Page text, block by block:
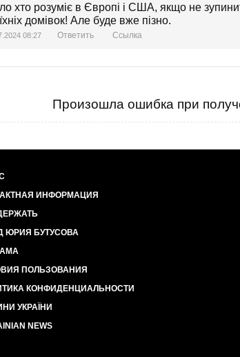
хто розуміє в Європі і США, якщо не
домівок! Але буде вже пізно.
08:27 Ответить Ссылка
Произошла ошибка при
ИНФОРМАЦИЯ
ЮРИЯ БУТУСОВА
ПОЛЬЗОВАНИЯ
КОНФИДЕНЦИАЛЬНОСТИ
УКРАЇНИ
NEWS